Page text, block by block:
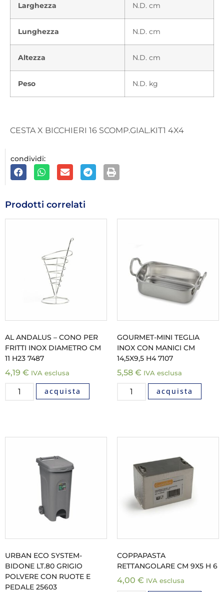
Larghezza N.D. cm
Lunghezza N.D. cm
Altezza N.D. cm
Peso N.D. kg
CESTA X BICCHIERI 16 SCOMP.GIAL.KIT1 4X4
condividi:
Prodotti correlati
AL ANDALUS – CONO PER
FRITTI INOX DIAMETRO CM
11 H23 7487
4,19 € IVA esclusa
acquista
GOURMET-MINI TEGLIA
INOX CON MANICI CM
14,5X9,5 H4 7107
5,58 € IVA esclusa
acquista
URBAN ECO SYSTEM-
BIDONE LT.80 GRIGIO
POLVERE CON RUOTE E
PEDALE 25603
COPPAPASTA
RETTANGOLARE CM 9X5 H 6
4,00 € IVA esclusa